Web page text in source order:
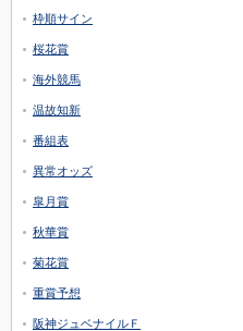
枠順サイン
桜花賞
海外競馬
温故知新
番組表
異常オッズ
皐月賞
秋華賞
菊花賞
重賞予想
阪神ジュベナイルＦ